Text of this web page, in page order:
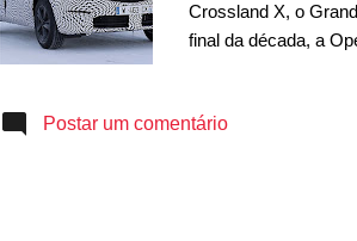
Crossland X, o
final da década, a
companhia. Além
Postar um comentário